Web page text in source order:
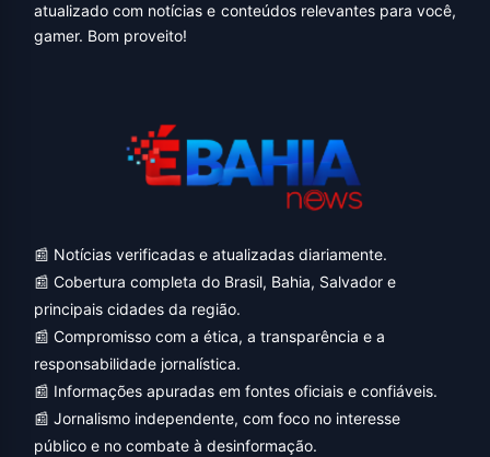
atualizado com notícias e conteúdos relevantes para você,
gamer. Bom proveito!
📰 Notícias verificadas e atualizadas diariamente.
📰 Cobertura completa do Brasil, Bahia, Salvador e
principais cidades da região.
📰 Compromisso com a ética, a transparência e a
responsabilidade jornalística.
📰 Informações apuradas em fontes oficiais e confiáveis.
📰 Jornalismo independente, com foco no interesse
público e no combate à desinformação.